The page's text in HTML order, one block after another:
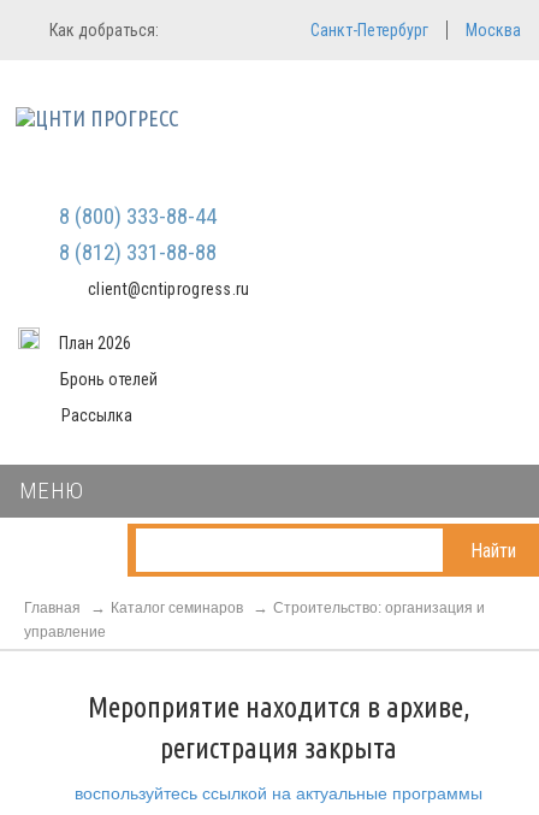
Регистрация
Мы не передаем ваши данные
третьим лицам и не рассылаем
Вход в систему
Как добраться: Санкт-Петербург Москва
8 (800) 333-88-44
8 (812) 331-88-88
client@cntiprogress.ru
План 2026
Бронь отелей
Рассылка
МЕНЮ
Найти
Главная Каталог семинаров
Строительство: организация и
управление
Мероприятие находится в архиве,
регистрация закрыта
воспользуйтесь ссылкой на актуальные программы